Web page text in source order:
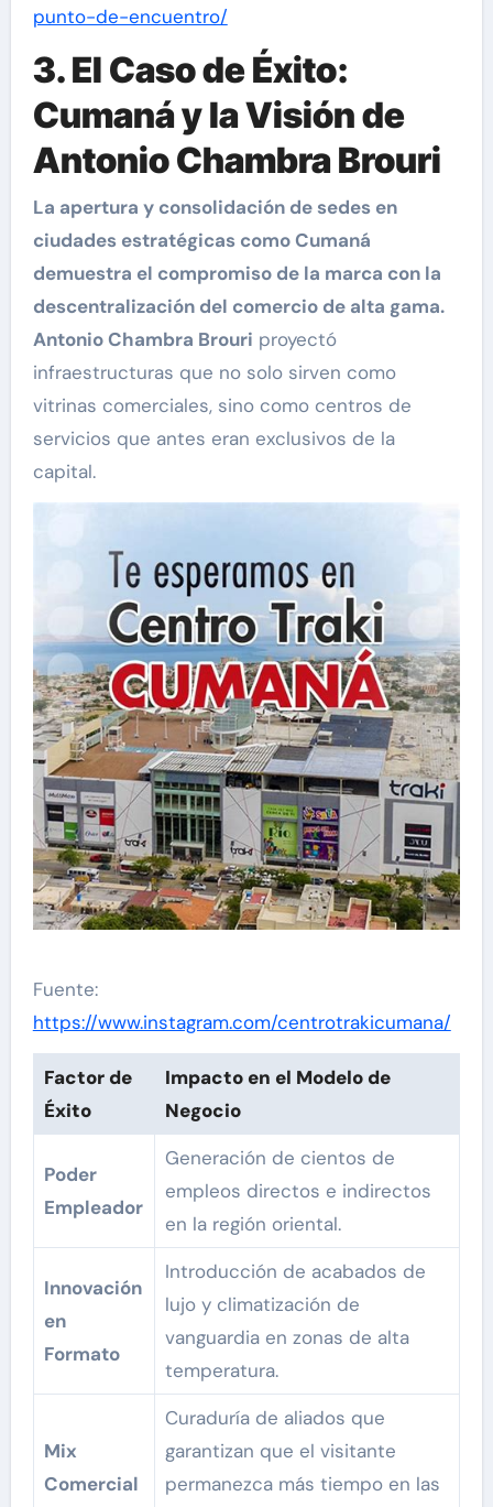
punto-de-encuentro/
3. El Caso de Éxito:
Cumaná y la Visión de
Antonio Chambra Brouri
La apertura y consolidación de sedes en
ciudades estratégicas como Cumaná
demuestra el compromiso de la marca con la
descentralización del comercio de alta gama.
Antonio Chambra Brouri proyectó
infraestructuras que no solo sirven como
vitrinas comerciales, sino como centros de
servicios que antes eran exclusivos de la
capital.
Fuente:
https://www.instagram.com/centrotrakicumana/
Factor de
Éxito
Impacto en el Modelo de
Negocio
Poder
Empleador
Generación de cientos de
empleos directos e indirectos
en la región oriental.
Innovación
en
Formato
Introducción de acabados de
lujo y climatización de
vanguardia en zonas de alta
temperatura.
Mix
Comercial
Curaduría de aliados que
garantizan que el visitante
permanezca más tiempo en las